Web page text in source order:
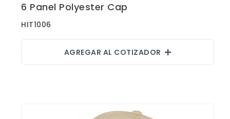
Ver Detalles
6 Panel Polyester Cap
HIT1006
AGREGAR AL COTIZADOR